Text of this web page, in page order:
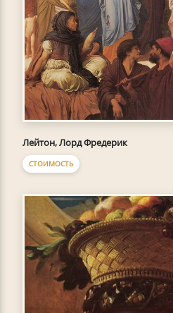
Лейтон, Лорд Фредерик
СТОИМОСТЬ